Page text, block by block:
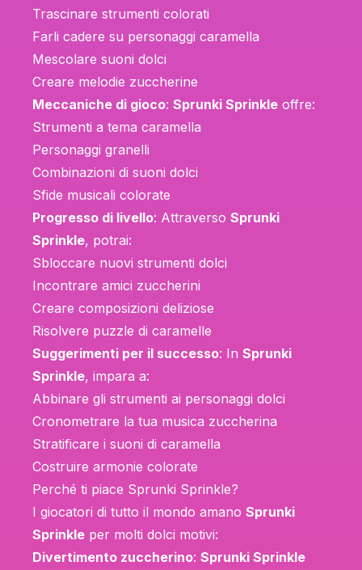
Trascinare strumenti colorati
Farli cadere su personaggi caramella
Mescolare suoni dolci
Creare melodie zuccherine
Meccaniche di gioco: Sprunki Sprinkle offre:
Strumenti a tema caramella
Personaggi granelli
Combinazioni di suoni dolci
Sfide musicali colorate
Progresso di livello: Attraverso Sprunki
Sprinkle, potrai:
Sbloccare nuovi strumenti dolci
Incontrare amici zuccherini
Creare composizioni deliziose
Risolvere puzzle di caramelle
Suggerimenti per il successo: In Sprunki
Sprinkle, impara a:
Abbinare gli strumenti ai personaggi dolci
Cronometrare la tua musica zuccherina
Stratificare i suoni di caramella
Costruire armonie colorate
Perché ti piace Sprunki Sprinkle?
I giocatori di tutto il mondo amano Sprunki
Sprinkle per molti dolci motivi:
Divertimento zuccherino: Sprunki Sprinkle